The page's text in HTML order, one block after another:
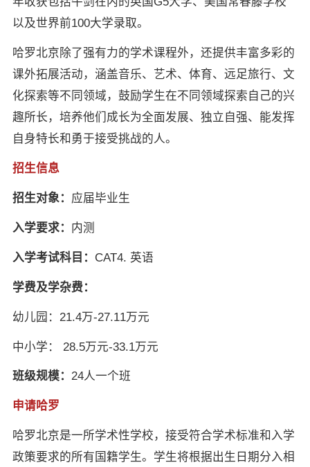
以及世界前100大学录取。
哈罗北京除了强有力的学术课程外，还提供丰富多彩的
课外拓展活动，涵盖音乐、艺术、体育、远足旅行、文
化探索等不同领域，鼓励学生在不同领域探索自己的兴
趣所长，培养他们成长为全面发展、独立自强、能发挥
自身特长和勇于接受挑战的人。
招生信息
招生对象： 应届毕业生
入学要求： 内测
入学考试科目： CAT4. 英语
学费及学杂费：
幼儿园：21.4万-27.11万元
中小学： 28.5万元-33.1万元
班级规模： 24人一个班
申请哈罗
哈罗北京是一所学术性学校，接受符合学术标准和入学
政策要求的所有国籍学生。学生将根据出生日期分入相